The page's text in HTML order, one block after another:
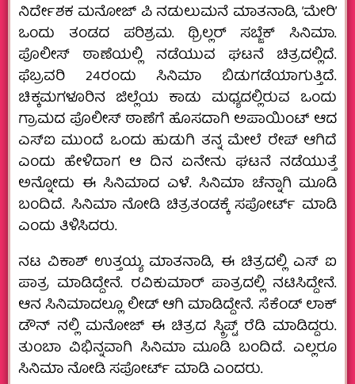
ನಿರ್ದೇಶಕ ಮನೋಜ್ ಪಿ ನಡುಲುಮನೆ ಮಾತನಾಡಿ, ‘ಮೇರಿ’
ಒಂದು ತಂಡದ ಪರಿಶ್ರಮ. ಥ್ರಿಲ್ಲರ್ ಸಬ್ಜೆಕ್ ಸಿನಿಮಾ.
ಪೊಲೀಸ್ ಠಾಣೆಯಲ್ಲಿ ನಡೆಯುವ ಘಟನೆ ಚಿತ್ರದಲ್ಲಿದೆ.
ಫೆಬ್ರವರಿ 24ರಂದು ಸಿನಿಮಾ ಬಿಡುಗಡೆಯಾಗುತ್ತಿದೆ.
ಚಿಕ್ಕಮಗಳೂರಿನ ಜಿಲ್ಲೆಯ ಕಾಡು ಮಧ್ಯದಲ್ಲಿರುವ ಒಂದು
ಗ್ರಾಮದ ಪೊಲೀಸ್ ಠಾಣೆಗೆ ಹೊಸದಾಗಿ ಅಪಾಯಿಂಟ್ ಆದ
ಎಸ್ಐ ಮುಂದೆ ಒಂದು ಹುಡುಗಿ ತನ್ನ ಮೇಲೆ ರೇಪ್ ಆಗಿದೆ
ಎಂದು ಹೇಳಿದಾಗ ಆ ದಿನ ಏನೇನು ಘಟನೆ ನಡೆಯುತ್ತೆ
ಅನ್ನೋದು ಈ ಸಿನಿಮಾದ ಎಳೆ. ಸಿನಿಮಾ ಚೆನ್ನಾಗಿ ಮೂಡಿ
ಬಂದಿದೆ. ಸಿನಿಮಾ ನೋಡಿ ಚಿತ್ರತಂಡಕ್ಕೆ ಸಪೋರ್ಟ್ ಮಾಡಿ
ಎಂದು ತಿಳಿಸಿದರು.
ನಟ ವಿಕಾಶ್ ಉತ್ತಯ್ಯ ಮಾತನಾಡಿ, ಈ ಚಿತ್ರದಲ್ಲಿ ಎಸ್ ಐ
ಪಾತ್ರ ಮಾಡಿದ್ದೇನೆ. ರವಿಕುಮಾರ್ ಪಾತ್ರದಲ್ಲಿ ನಟಿಸಿದ್ದೇನೆ.
ಆನ ಸಿನಿಮಾದಲ್ಲೂ ಲೀಡ್ ಆಗಿ ಮಾಡಿದ್ದೇನೆ. ಸೆಕೆಂಡ್ ಲಾಕ್
ಡೌನ್ ನಲ್ಲಿ ಮನೋಜ್ ಈ ಚಿತ್ರದ ಸ್ಕ್ರಿಪ್ಟ್ ರೆಡಿ ಮಾಡಿದ್ದರು.
ತುಂಬಾ ವಿಭಿನ್ನವಾಗಿ ಸಿನಿಮಾ ಮೂಡಿ ಬಂದಿದೆ. ಎಲ್ಲರೂ
ಸಿನಿಮಾ ನೋಡಿ ಸಪೋರ್ಟ್ ಮಾಡಿ ಎಂದರು.